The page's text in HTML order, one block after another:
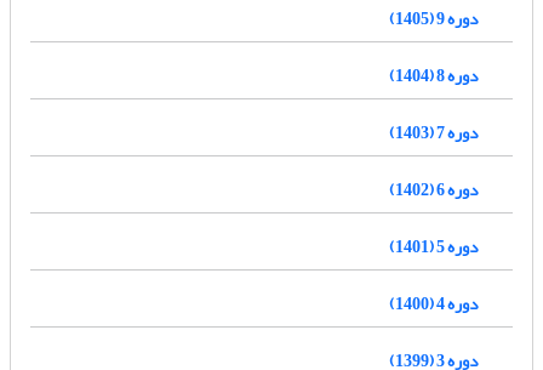
دوره 9 (1405)
دوره 8 (1404)
دوره 7 (1403)
دوره 6 (1402)
دوره 5 (1401)
دوره 4 (1400)
دوره 3 (1399)